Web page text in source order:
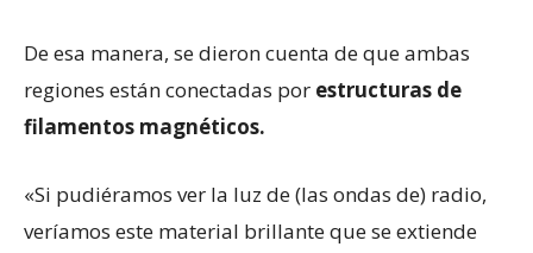
De esa manera, se dieron cuenta de que ambas
regiones están conectadas por estructuras de
filamentos magnéticos.
«Si pudiéramos ver la luz de (las ondas de) radio,
veríamos este material brillante que se extiende